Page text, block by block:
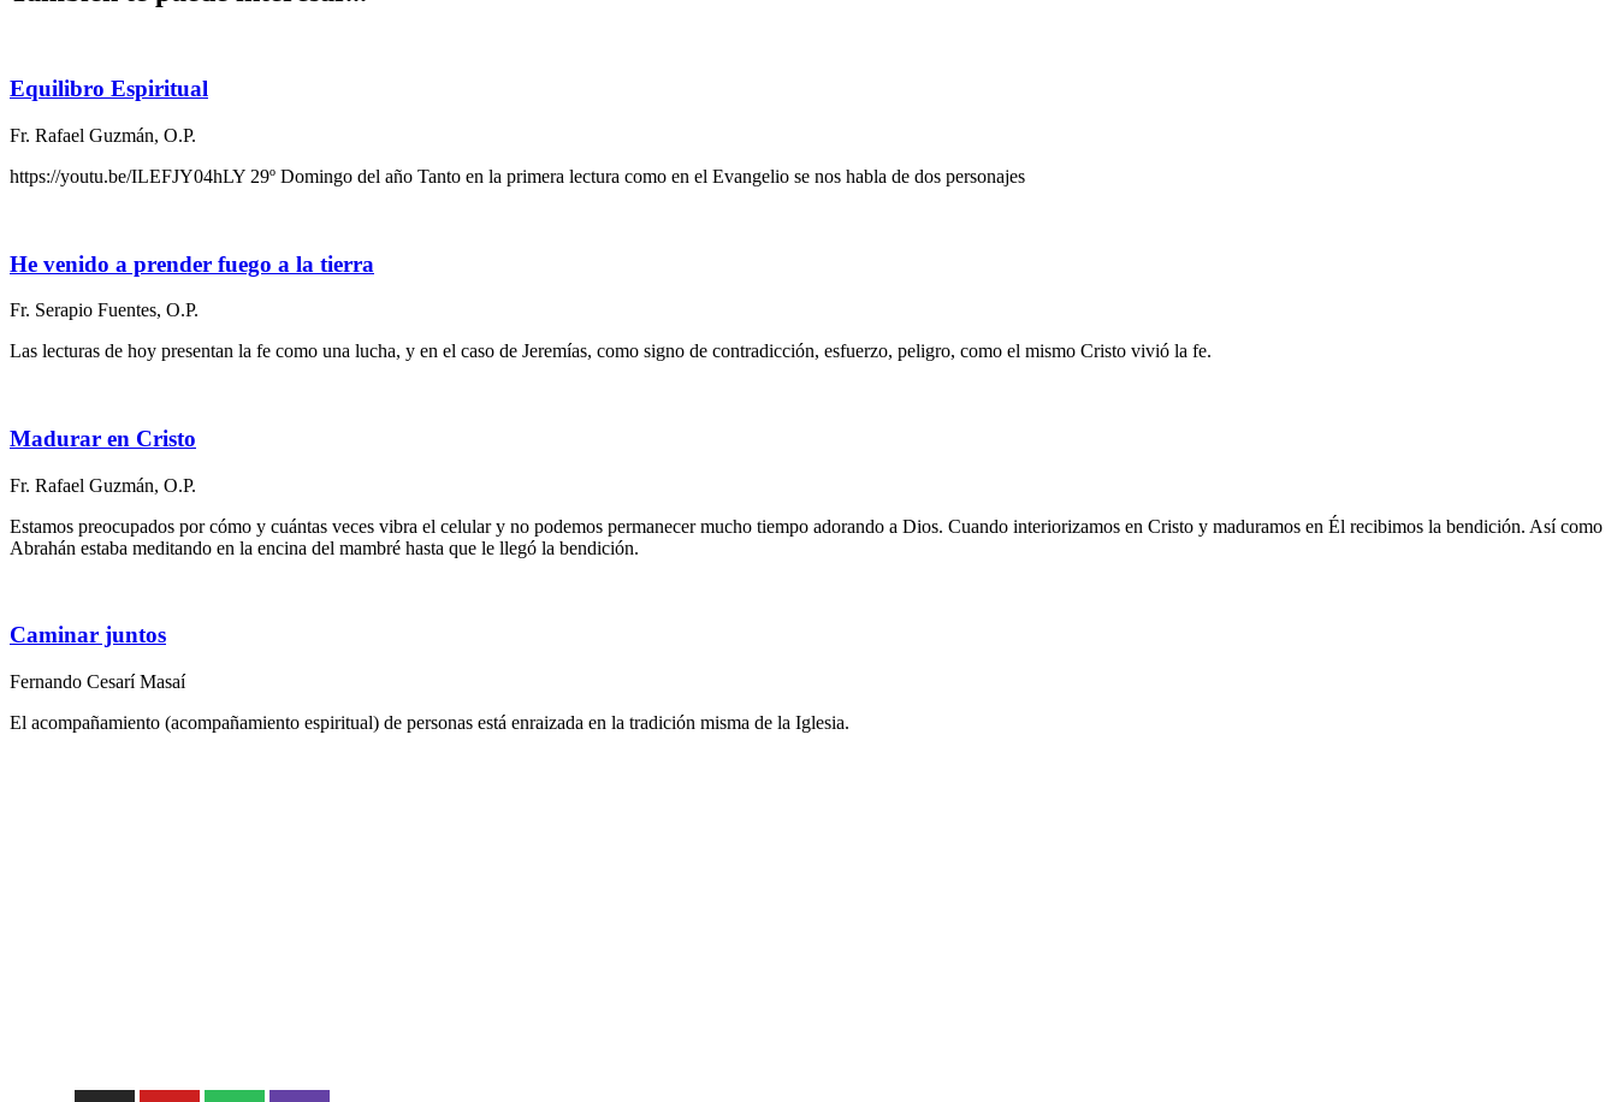
Equilibro Espiritual
Fr. Rafael Guzmán, O.P.
https://youtu.be/ILEFJY04hLY 29º Domingo del año Tanto en la primera lectura como en el Evangelio se nos habla de dos personajes
He venido a prender fuego a la tierra
Fr. Serapio Fuentes, O.P.
Las lecturas de hoy presentan la fe como una lucha, y en el caso de Jeremías, como signo de contradicción, esfuerzo, peligro, como el mismo Cristo vivió la fe.
Madurar en Cristo
Fr. Rafael Guzmán, O.P.
Estamos preocupados por cómo y cuántas veces vibra el celular y no podemos permanecer mucho tiempo adorando a Dios. Cuando interiorizamos en Cristo y maduramos en Él recibimos la bendición. Así como
Abrahán estaba meditando en la encina del mambré hasta que le llegó la bendición.
Caminar juntos
Fernando Cesarí Masaí
El acompañamiento (acompañamiento espiritual) de personas está enraizada en la tradición misma de la Iglesia.